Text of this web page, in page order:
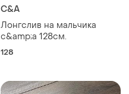
C&A
Лонгслив на мальчика
c&amp;a 128см.
128